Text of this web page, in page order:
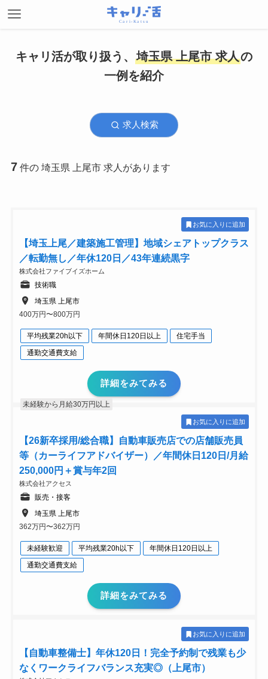
キャリ活が取り扱う、 埼玉県 上尾市 求人の
一例を紹介
求人検索
7件の 埼玉県 上尾市 求人があります
お気に入りに追加
【埼玉上尾／建築施工管理】地域シェアトップクラス
／転勤無し／年休120日／43年連続黒字
株式会社ファイブイズホーム
技術職
埼玉県 上尾市
400万円〜800万円
平均残業20h以下 年間休日120日以上
住宅手当
通勤交通費支給
詳細をみてみる
未経験から月給30万円以上
お気に入りに追加
【26新卒採用/総合職】自動車販売店での店舗販売員
等（カーライフアドバイザー）／年間休日120日/月給
250,000円＋賞与年2回
株式会社アクセス
販売・接客
埼玉県 上尾市
362万円〜362万円
未経験歓迎 平均残業20h以下
年間休日120日以上
通勤交通費支給
詳細をみてみる
お気に入りに追加
【自動車整備士】年休120日！完全予約制で残業も少
なくワークライフバランス充実◎（上尾市）